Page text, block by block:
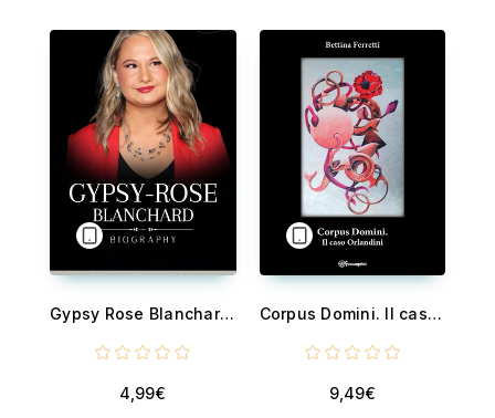
Gypsy Rose Blanchard's Biography
4,99€
Corpus Domini. Il caso Orlandini
9,49€